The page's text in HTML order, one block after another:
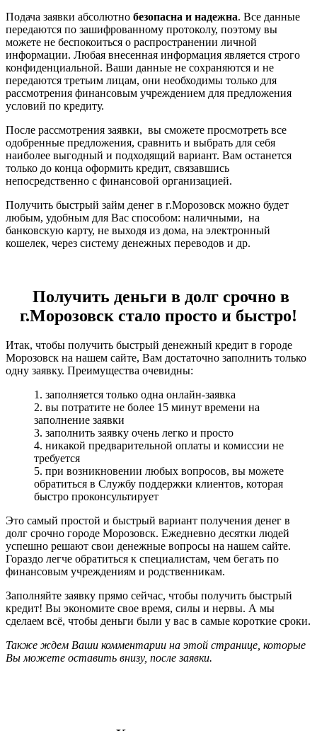
Подача заявки абсолютно безопасна и надежна. Все данные
передаются по зашифрованному протоколу, поэтому вы
можете не беспокоиться о распространении личной
информации. Любая внесенная информация является строго
конфиденциальной. Ваши данные не сохраняются и не
передаются третьим лицам, они необходимы только для
рассмотрения финансовым учреждением для предложения
условий по кредиту.
После рассмотрения заявки, вы сможете просмотреть все
одобренные предложения, сравнить и выбрать для себя
наиболее выгодный и подходящий вариант. Вам останется
только до конца оформить кредит, связавшись
непосредственно с финансовой организацией.
Получить быстрый займ денег в г.Морозовск можно будет
любым, удобным для Вас способом: наличными, на
банковскую карту, не выходя из дома, на электронный
кошелек, через систему денежных переводов и др.
Получить деньги в долг срочно в
г.Морозовск стало просто и быстро!
Итак, чтобы получить быстрый денежный кредит в городе
Морозовск на нашем сайте, Вам достаточно заполнить только
одну заявку. Преимущества очевидны:
1. заполняется только одна онлайн-заявка
2. вы потратите не более 15 минут времени на
заполнение заявки
3. заполнить заявку очень легко и просто
4. никакой предварительной оплаты и комиссии не
требуется
5. при возникновении любых вопросов, вы можете
обратиться в Службу поддержки клиентов, которая
быстро проконсультирует
Это самый простой и быстрый вариант получения денег в
долг срочно городе Морозовск. Ежедневно десятки людей
успешно решают свои денежные вопросы на нашем сайте.
Гораздо легче обратиться к специалистам, чем бегать по
финансовым учреждениям и родственникам.
Заполняйте заявку прямо сейчас, чтобы получить быстрый
кредит! Вы экономите свое время, силы и нервы. А мы
сделаем всё, чтобы деньги были у вас в самые короткие сроки.
Также ждем Ваши комментарии на этой странице, которые
Вы можете оставить внизу, после заявки.